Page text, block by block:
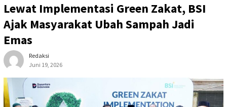
Lewat Implementasi Green Zakat, BSI
Ajak Masyarakat Ubah Sampah Jadi
Emas
Redaksi
Juni 19, 2026